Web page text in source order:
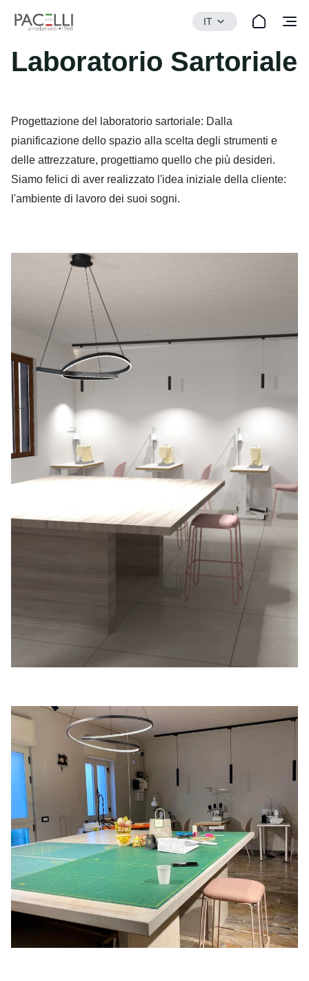
IT
Laboratorio Sartoriale
Progettazione del laboratorio sartoriale: Dalla
pianificazione dello spazio alla scelta degli strumenti e
delle attrezzature, progettiamo quello che più desideri.
Siamo felici di aver realizzato l'idea iniziale della cliente:
l'ambiente di lavoro dei suoi sogni.